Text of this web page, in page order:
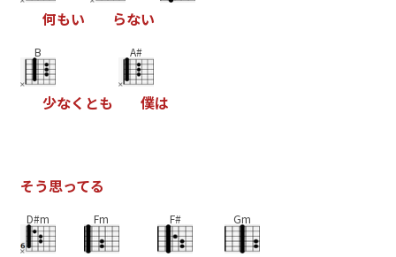
何もい らない
B
少なく とも
A#
僕は
そう思ってる
D#m Fm F# Gm